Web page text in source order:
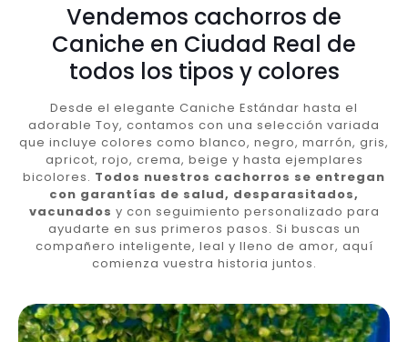
Vendemos cachorros de
Caniche en Ciudad Real de
todos los tipos y colores
Desde el elegante Caniche Estándar hasta el
adorable Toy, contamos con una selección variada
que incluye colores como blanco, negro, marrón, gris,
apricot, rojo, crema, beige y hasta ejemplares
bicolores. Todos nuestros cachorros se entregan
con garantías de salud, desparasitados,
vacunados y con seguimiento personalizado para
ayudarte en sus primeros pasos. Si buscas un
compañero inteligente, leal y lleno de amor, aquí
comienza vuestra historia juntos.